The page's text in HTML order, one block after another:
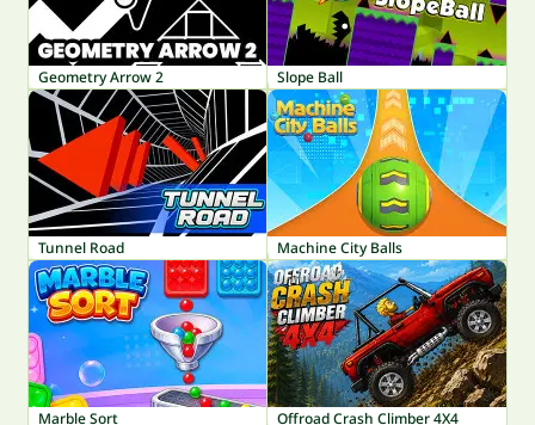
Geometry Arrow 2 Slope Ball
Tunnel Road Machine City Balls
Marble Sort Offroad Crash Climber 4X4